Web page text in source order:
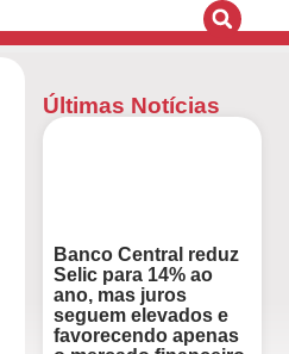
Últimas Notícias
Banco Central reduz
Selic para 14% ao
ano, mas juros
seguem elevados e
favorecendo apenas